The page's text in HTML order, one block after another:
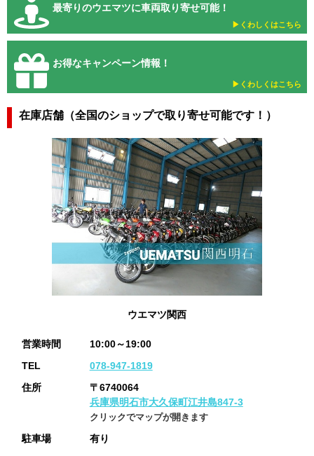
最寄りのウエマツに車両取り寄せ可能！
▶︎くわしくはこちら
お得なキャンペーン情報！
▶︎くわしくはこちら
在庫店舗（全国のショップで取り寄せ可能です！）
ウエマツ関西
営業時間
10:00～19:00
TEL
078-947-1819
住所
〒6740064
兵庫県明石市大久保町江井島847-3
クリックでマップが開きます
駐車場 有り